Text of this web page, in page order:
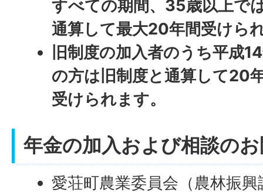
すべての期間、35歳以上で
通算して最大20年間受けら
旧制度の加入者のうち平成
の方は旧制度と通算して20
受けられます。
年金の加入および相談の
愛荘町農業委員会（農林振興